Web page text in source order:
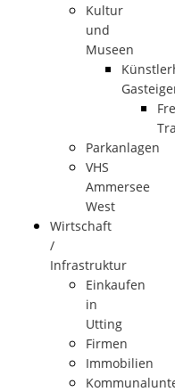
Kultur
und
Museen
Parkanlagen
VHS
Ammersee
West
Wirtschaft
/
Infrastruktur
Einkaufen
in
Utting
Firmen
Immobilien